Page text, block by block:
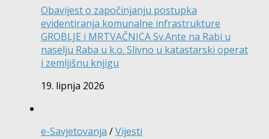
Obavijest o započinjanju postupka
evidentiranja komunalne infrastrukture
GROBLJE i MRTVAČNICA Sv.Ante na Rabi u
naselju Raba u k.o. Slivno u katastarski operat
i zemljišnu knjigu
19. lipnja 2026
e-Savjetovanja /Vijesti